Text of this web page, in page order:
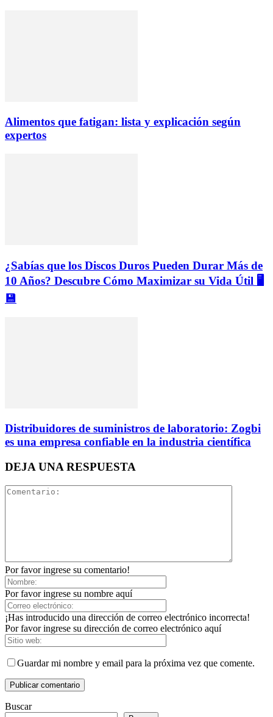
Alimentos que fatigan: lista y explicación según
expertos
¿Sabías que los Discos Duros Pueden Durar Más de
10 Años? Descubre Cómo Maximizar su Vida Útil 🖥️
💾
Distribuidores de suministros de laboratorio: Zogbi
es una empresa confiable en la industria científica
DEJA UNA RESPUESTA
Por favor ingrese su comentario!
Por favor ingrese su nombre aquí
¡Has introducido una dirección de correo electrónico incorrecta!
Por favor ingrese su dirección de correo electrónico aquí
Guardar mi nombre y email para la próxima vez que comente.
Buscar